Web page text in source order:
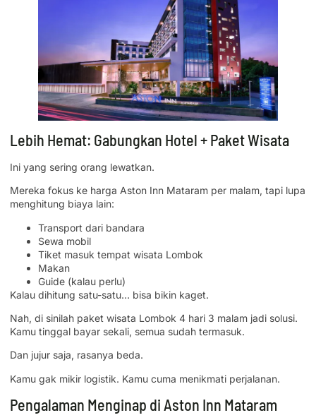
Lebih Hemat: Gabungkan Hotel + Paket Wisata
Ini yang sering orang lewatkan.
Mereka fokus ke harga Aston Inn Mataram per malam, tapi lupa
menghitung biaya lain:
Transport dari bandara
Sewa mobil
Tiket masuk tempat wisata Lombok
Makan
Guide (kalau perlu)
Kalau dihitung satu-satu… bisa bikin kaget.
Nah, di sinilah paket wisata Lombok 4 hari 3 malam jadi solusi.
Kamu tinggal bayar sekali, semua sudah termasuk.
Dan jujur saja, rasanya beda.
Kamu gak mikir logistik. Kamu cuma menikmati perjalanan.
Pengalaman Menginap di Aston Inn Mataram